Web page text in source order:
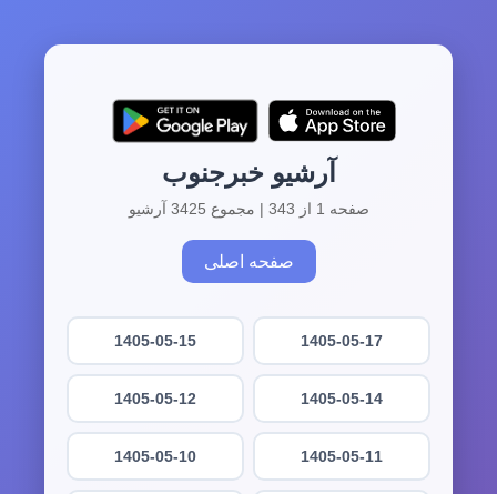
آرشیو خبرجنوب
صفحه 1 از 343 | مجموع 3425 آرشیو
صفحه اصلی
1405-05-17
1405-05-15
1405-05-14
1405-05-12
1405-05-11
1405-05-10